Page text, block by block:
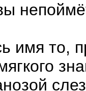
имя то,